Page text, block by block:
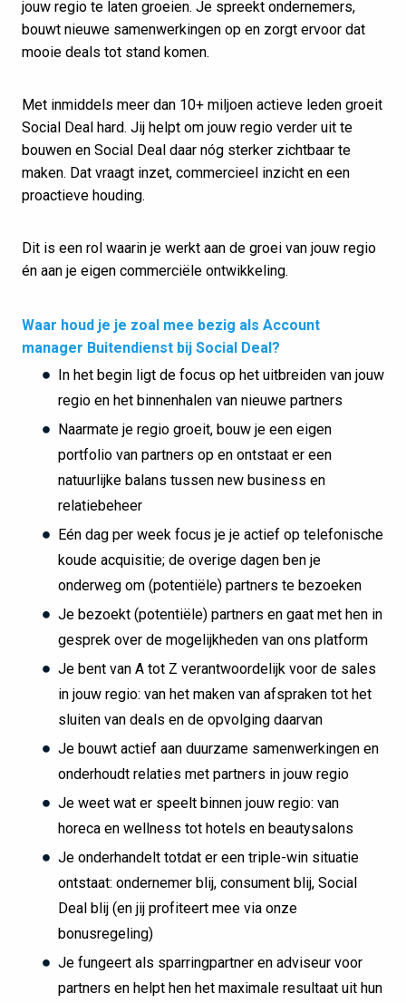
jouw regio te laten groeien. Je spreekt ondernemers,
bouwt nieuwe samenwerkingen op en zorgt ervoor dat
mooie deals tot stand komen.
Met inmiddels meer dan 10+ miljoen actieve leden groeit
Social Deal hard. Jij helpt om jouw regio verder uit te
bouwen en Social Deal daar nóg sterker zichtbaar te
maken. Dat vraagt inzet, commercieel inzicht en een
proactieve houding.
Dit is een rol waarin je werkt aan de groei van jouw regio
én aan je eigen commerciële ontwikkeling.
Waar houd je je zoal mee bezig als Account
manager Buitendienst bij Social Deal?
In het begin ligt de focus op het uitbreiden van jouw
regio en het binnenhalen van nieuwe partners
Naarmate je regio groeit, bouw je een eigen
portfolio van partners op en ontstaat er een
natuurlijke balans tussen new business en
relatiebeheer
Eén dag per week focus je je actief op telefonische
koude acquisitie; de overige dagen ben je
onderweg om (potentiële) partners te bezoeken
Je bezoekt (potentiële) partners en gaat met hen in
gesprek over de mogelijkheden van ons platform
Je bent van A tot Z verantwoordelijk voor de sales
in jouw regio: van het maken van afspraken tot het
sluiten van deals en de opvolging daarvan
Je bouwt actief aan duurzame samenwerkingen en
onderhoudt relaties met partners in jouw regio
Je weet wat er speelt binnen jouw regio: van
horeca en wellness tot hotels en beautysalons
Je onderhandelt totdat er een triple-win situatie
ontstaat: ondernemer blij, consument blij, Social
Deal blij (en jij profiteert mee via onze
bonusregeling)
Je fungeert als sparringpartner en adviseur voor
partners en helpt hen het maximale resultaat uit hun